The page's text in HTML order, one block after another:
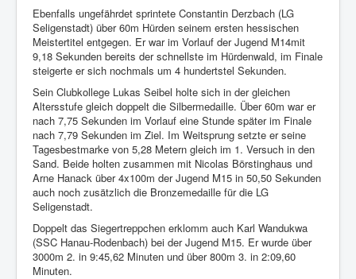
Ebenfalls ungefährdet sprintete Constantin Derzbach (LG
Seligenstadt) über 60m Hürden seinem ersten hessischen
Meistertitel entgegen. Er war im Vorlauf der Jugend M14mit
9,18 Sekunden bereits der schnellste im Hürdenwald, im Finale
steigerte er sich nochmals um 4 hundertstel Sekunden.
Sein Clubkollege Lukas Seibel holte sich in der gleichen
Altersstufe gleich doppelt die Silbermedaille. Über 60m war er
nach 7,75 Sekunden im Vorlauf eine Stunde später im Finale
nach 7,79 Sekunden im Ziel. Im Weitsprung setzte er seine
Tagesbestmarke von 5,28 Metern gleich im 1. Versuch in den
Sand. Beide holten zusammen mit Nicolas Börstinghaus und
Arne Hanack über 4x100m der Jugend M15 in 50,50 Sekunden
auch noch zusätzlich die Bronzemedaille für die LG
Seligenstadt.
Doppelt das Siegertreppchen erklomm auch Karl Wandukwa
(SSC Hanau-Rodenbach) bei der Jugend M15. Er wurde über
3000m 2. in 9:45,62 Minuten und über 800m 3. in 2:09,60
Minuten.